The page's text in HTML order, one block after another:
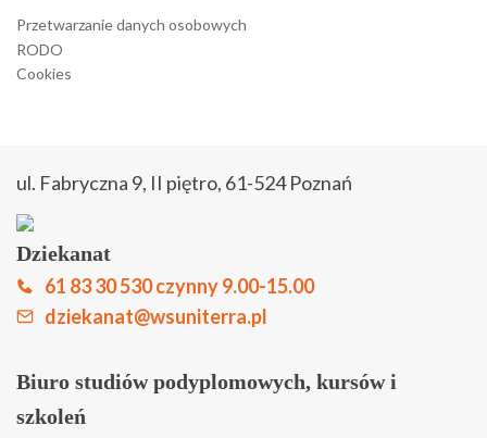
Przetwarzanie danych osobowych
RODO
Cookies
Moodle – stara wersja
Biuletyn Informacji Publicznej
Kontakt
ul. Fabryczna 9, II piętro, 61-524 Poznań
Dziekanat
61 83 30 530 czynny 9.00-15.00
dziekanat@wsuniterra.pl
Biuro studiów podyplomowych, kursów i
szkoleń